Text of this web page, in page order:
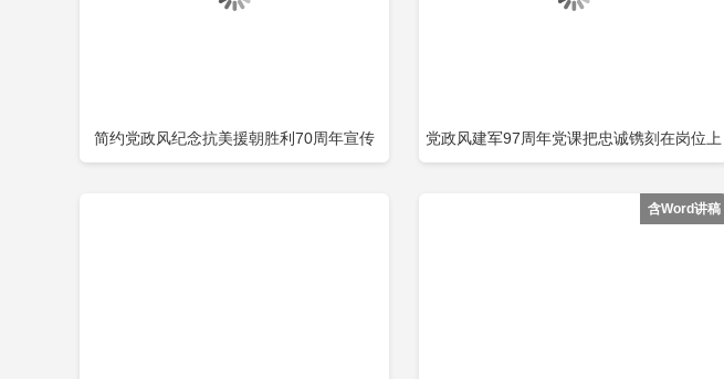
简约党政风纪念抗美援朝胜利70周年宣传 党政风建军97周年党课把忠诚镌刻在岗位上
添加收藏 立即下载 添加收藏 立即下载
含Word讲稿